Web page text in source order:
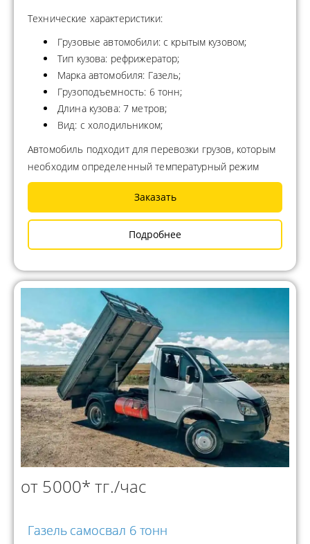
Технические характеристики:
Грузовые автомобили: с крытым кузовом;
Тип кузова: рефрижератор;
Марка автомобиля: Газель;
Грузоподъемность: 6 тонн;
Длина кузова: 7 метров;
Вид: с холодильником;
Автомобиль подходит для перевозки грузов, которым
необходим определенный температурный режим
Заказать
Подробнее
от 5000* тг./час
Газель самосвал 6 тонн